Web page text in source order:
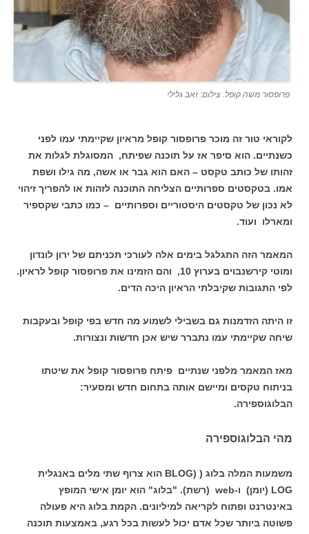
פרופסור משה קופל. צילום: זאב גלילי
לקוראי טור זה מוכר פרופסור קופל מראיון שקיימתי עמו לפני
כשנתיים. הוא סיפר אז על תוכנה שפיתח, המסוגלת לגלות את
זהותו של כותב טקסט – האם הוא גבר או אשה, מה גילו ושפת
אמו. בטקסטים ספרותיים הצליחה התוכנה לזהות או להפריך זיהוי
לא נכון של טקסטים היסטוריים וספרותיים – כמו כתבי שקספיר
ומארלו ועוד.
המאמר הזה התגלגל בימים אלה לעורכי תכניתם של ירון לונדון
ומוטי קירשנבוים בערוץ 10, והם הזמינו את פרופסור קופל לראיון.
לפי התגובות שקיבלתי הראיון היכה הדים.
זו היתה הזדמנות גם בשבילי לשמוע מה חדש בפי קופל ובעקבות
שיחה שקיימתי עמו נתברר שיש אכן חדשות ונצורות.
מאז המאמר מלפני שנתיים פיתח פרופסור קופל את שיטתו
בניתוח טקסים ומיישם אותה בתחום חדש ומסעיר:
הבלוגוספירה.
מהי הבלוגוספירה
משמעות המלה בלוג ( (BLOG הוא צרוף שתי מלים באנגלית
LOG (יומן) ו-web (רשת). "בלוג" הוא יומן אישי המופץ
באינטרנט ופתוח לקריאה למיליונים. הקמת בלוג היא פעולה
פשוטה ביותר שכל אדם יכול לעשות בכל רגע, באמצעות תוכנה